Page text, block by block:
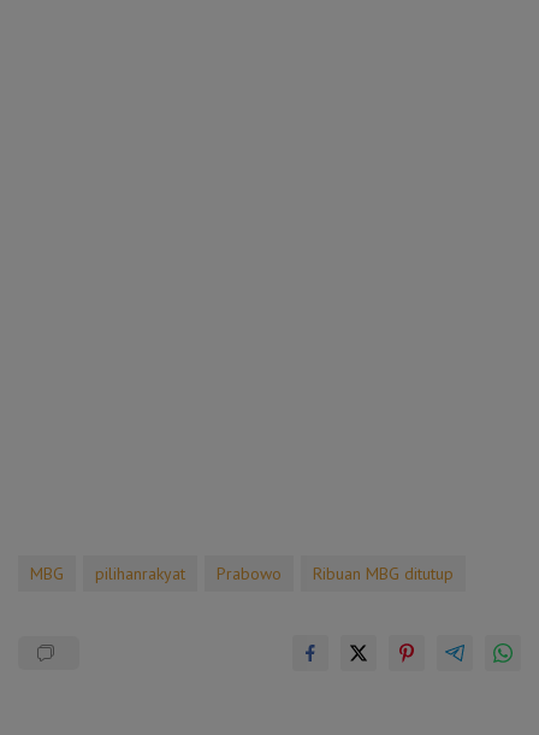
MBG pilihanrakyat Prabowo Ribuan MBG ditutup